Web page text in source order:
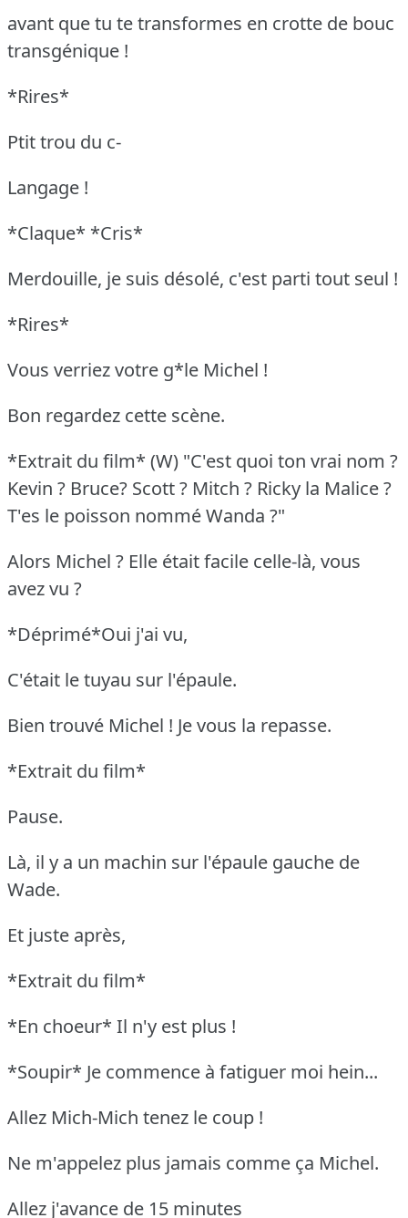
avant que tu te transformes en crotte de bouc
transgénique !
*Rires*
Ptit trou du c-
Langage !
*Claque* *Cris*
Merdouille, je suis désolé, c'est parti tout seul !
*Rires*
Vous verriez votre g*le Michel !
Bon regardez cette scène.
*Extrait du film* (W) "C'est quoi ton vrai nom ?
Kevin ? Bruce? Scott ? Mitch ? Ricky la Malice ?
T'es le poisson nommé Wanda ?"
Alors Michel ? Elle était facile celle-là, vous
avez vu ?
*Déprimé*Oui j'ai vu,
C'était le tuyau sur l'épaule.
Bien trouvé Michel ! Je vous la repasse.
*Extrait du film*
Pause.
Là, il y a un machin sur l'épaule gauche de
Wade.
Et juste après,
*Extrait du film*
*En choeur* Il n'y est plus !
*Soupir* Je commence à fatiguer moi hein...
Allez Mich-Mich tenez le coup !
Ne m'appelez plus jamais comme ça Michel.
Allez j'avance de 15 minutes